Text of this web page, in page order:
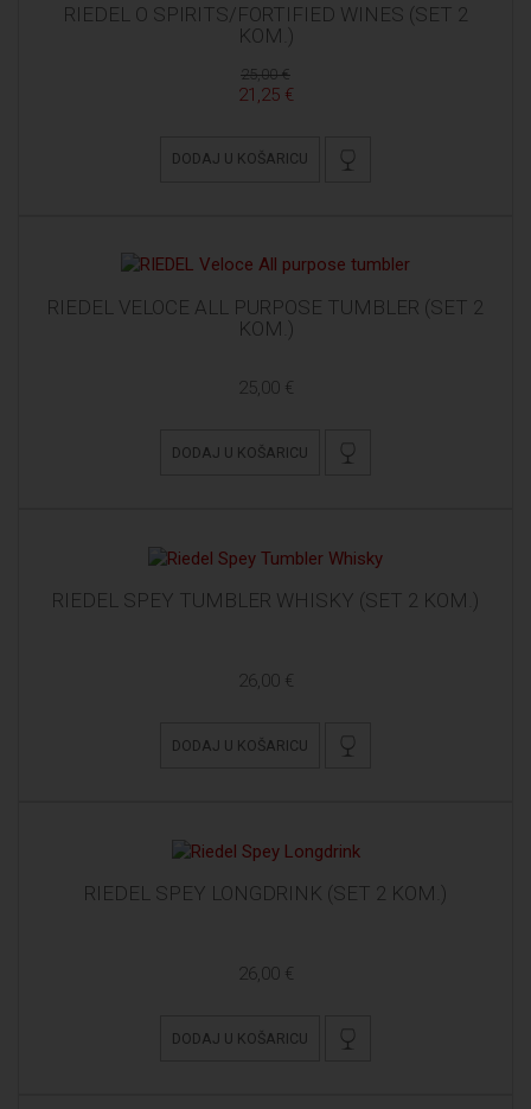
RIEDEL O SPIRITS/FORTIFIED WINES (SET 2
KOM.)
25,00 €
21,25 €
DODAJ U KOŠARICU
RIEDEL VELOCE ALL PURPOSE TUMBLER (SET 2
KOM.)
25,00 €
DODAJ U KOŠARICU
RIEDEL SPEY TUMBLER WHISKY (SET 2 KOM.)
26,00 €
DODAJ U KOŠARICU
RIEDEL SPEY LONGDRINK (SET 2 KOM.)
26,00 €
DODAJ U KOŠARICU